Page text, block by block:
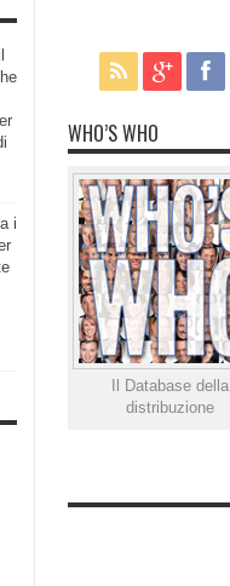
i
WHO’S WHO
Il Database della
distribuzione